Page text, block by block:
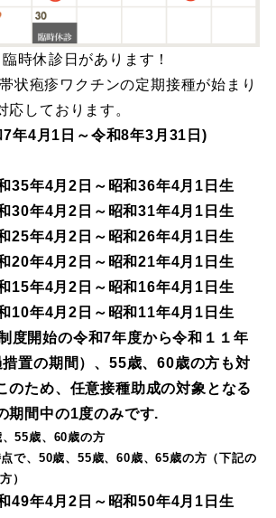
時休診日があります！
状疱疹ワクチンの定期接種が始まり
応しております。
7年4月1日～令和8年3月31日)
年4月2日～昭和36年4月1日生
年4月2日～昭和31年4月1日生
年4月2日～昭和26年4月1日生
年4月2日～昭和21年4月1日生
年4月2日～昭和16年4月1日生
年4月2日～昭和11年4月1日生
度開始の令和7年度から令和１１年
置の期間）、55歳、60歳の方も対
のため、任意接種助成の対象となる
期間中の1度のみです.
55歳、60歳の方
で、50歳、55歳、60歳、65歳の方（下記の
）
年4月2日～昭和50年4月1日生